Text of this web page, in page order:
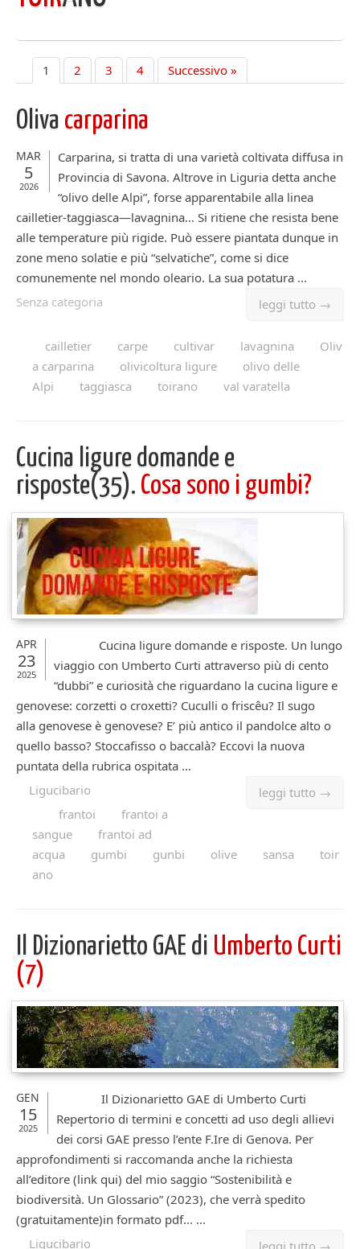
1 2 3 4 Successivo »
Oliva carparina
MAR
5
2026
Carparina, si tratta di una varietà coltivata diffusa in
Provincia di Savona. Altrove in Liguria detta anche
“olivo delle Alpi”, forse apparentabile alla linea
cailletier-taggiasca—lavagnina… Si ritiene che resista bene
alle temperature più rigide. Può essere piantata dunque in
zone meno solatie e più “selvatiche”, come si dice
comunemente nel mondo oleario. La sua potatura ...
leggi tutto →
Senza categoria
cailletier carpe cultivar lavagnina
Oliv
a carparina
olivicoltura ligure
olivo delle
Alpi
taggiasca toirano val varatella
Cucina ligure domande e
risposte(35). Cosa sono i gumbi?
APR
23
2025
Cucina ligure domande e risposte. Un lungo
viaggio con Umberto Curti attraverso più di cento
“dubbi” e curiosità che riguardano la cucina ligure e
genovese: corzetti o croxetti? Cuculli o friscêu? Il sugo
alla genovese è genovese? E’ più antico il pandolce alto o
quello basso? Stoccafisso o baccalà? Eccovi la nuova
puntata della rubrica ospitata ...
leggi tutto →
Ligucibario
frantoi
frantoi a
sangue
frantoi ad
acqua
gumbi gunbi olive sansa
toir
ano
Il Dizionarietto GAE di Umberto Curti
(7)
GEN
15
2025
Il Dizionarietto GAE di Umberto Curti
Repertorio di termini e concetti ad uso degli allievi
dei corsi GAE presso l’ente F.Ire di Genova. Per
approfondimenti si raccomanda anche la richiesta
all’editore (link qui) del mio saggio “Sostenibilità e
biodiversità. Un Glossario” (2023), che verrà spedito
(gratuitamente)in formato pdf… ...
Ligucibario